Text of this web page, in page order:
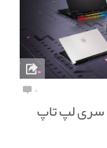
۰
سری لپ تاپ